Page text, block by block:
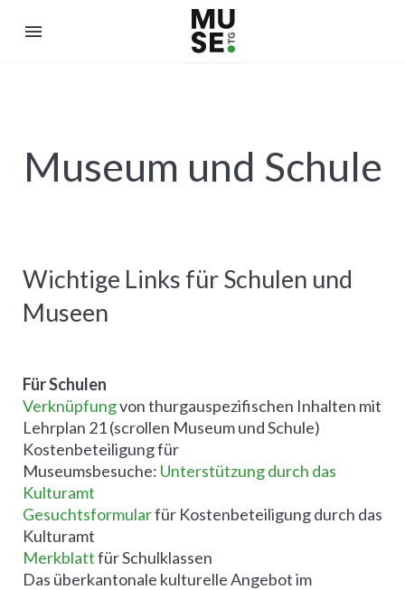
menu
Museum und Schule
Wichtige Links für Schulen und
Museen
Für Schulen
Verknüpfungvon thurgauspezifischen Inhalten mit
Lehrplan 21 (scrollen Museum und Schule)
Kostenbeteiligung für
Museumsbesuche: Unterstützung durch das
Kulturamt
Gesuchtsformularfür Kostenbeteiligung durch das
Kulturamt
Merkblattfür Schulklassen
Das überkantonale kulturelle Angebot im